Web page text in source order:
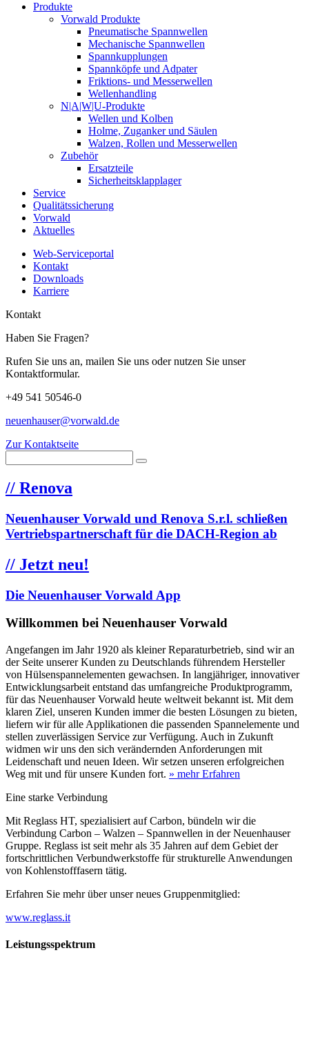
Produkte
Vorwald Produkte
Pneumatische Spannwellen
Mechanische Spannwellen
Spannkupplungen
Spannköpfe und Adpater
Friktions- und Messerwellen
Wellenhandling
N|A|W|U-Produkte
Wellen und Kolben
Holme, Zuganker und Säulen
Walzen, Rollen und Messerwellen
Zubehör
Ersatzteile
Sicherheitsklapplager
Service
Qualitätssicherung
Vorwald
Aktuelles
Web-Serviceportal
Kontakt
Downloads
Karriere
Kontakt
Haben Sie Fragen?
Rufen Sie uns an, mailen Sie uns oder nutzen Sie unser
Kontaktformular.
+49 541 50546-0
neuenhauser@vorwald.de
Zur Kontaktseite
// Renova
Neuenhauser Vorwald und Renova S.r.l. schließen
Vertriebspartnerschaft für die DACH-Region ab
// Jetzt neu!
Die Neuenhauser Vorwald App
Willkommen bei Neuenhauser Vorwald
Angefangen im Jahr 1920 als kleiner Reparaturbetrieb, sind wir an
der Seite unserer Kunden zu Deutschlands führendem Hersteller
von Hülsenspannelementen gewachsen. In langjähriger, innovativer
Entwicklungsarbeit entstand das umfangreiche Produktprogramm,
für das Neuenhauser Vorwald heute weltweit bekannt ist. Mit dem
klaren Ziel, unseren Kunden immer die besten Lösungen zu bieten,
liefern wir für alle Applikationen die passenden Spannelemente und
stellen zuverlässigen Service zur Verfügung. Auch in Zukunft
widmen wir uns den sich verändernden Anforderungen mit
Leidenschaft und neuen Ideen. Wir setzen unseren erfolgreichen
Weg mit und für unsere Kunden fort. » mehr Erfahren
Eine starke Verbindung
Mit Reglass HT, spezialisiert auf Carbon, bündeln wir die
Verbindung Carbon – Walzen – Spannwellen in der Neuenhauser
Gruppe. Reglass ist seit mehr als 35 Jahren auf dem Gebiet der
fortschrittlichen Verbundwerkstoffe für strukturelle Anwendungen
von Kohlenstofffasern tätig.
Erfahren Sie mehr über unser neues Gruppenmitglied:
www.reglass.it
Leistungsspektrum